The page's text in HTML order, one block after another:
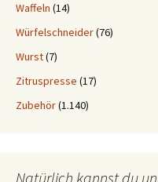
Waffeln (14)
Würfelschneider(76)
Wurst(7)
Zitruspresse (17)
Zubehör(1.140)
Natürlich kannst du